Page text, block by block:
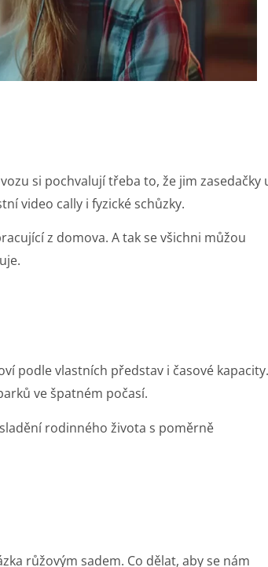
si pochvalují třeba to, že jim zasedačky
video cally i fyzické schůzky.
z domova. A tak se všichni můžou
podle vlastních představ i časové kapacity.
ve špatném počasí.
rodinného života s poměrně
růžovým sadem. Co dělat, aby se nám